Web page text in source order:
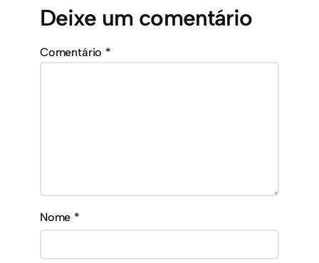
Deixe um comentário
Comentário *
Nome *